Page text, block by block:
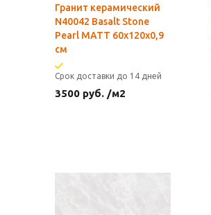
Гранит керамический
N40042 Basalt Stone
Pearl MATT 60х120х0,9
см
Срок доставки до 14 дней
3500 руб. /м2